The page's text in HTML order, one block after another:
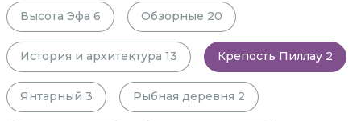
Высота Эфа 6 Обзорные 20
История и архитектура 13 Крепость Пиллау 2
Янтарный 3 Рыбная деревня 2